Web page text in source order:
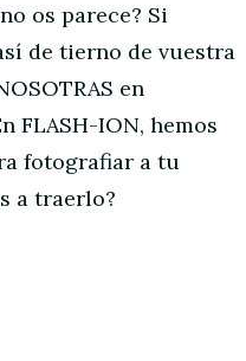
os parece? Si
de tierno de vuestra
en
FLASH-ION, hemos
fotografiar a tu
a traerlo?